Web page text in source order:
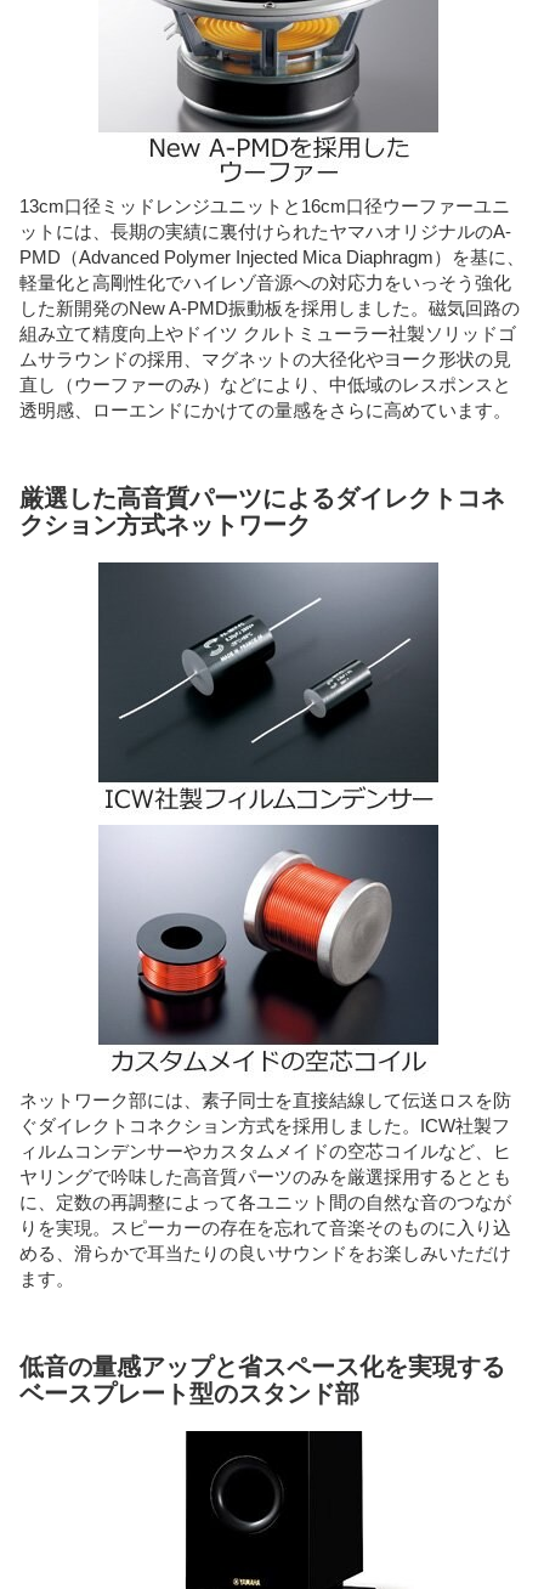
13cm口径ミッドレンジユニットと16cm口径ウーファーユニ
ットには、長期の実績に裏付けられたヤマハオリジナルのA-
PMD（Advanced Polymer Injected Mica Diaphragm）を基に、
軽量化と高剛性化でハイレゾ音源への対応力をいっそう強化
した新開発のNew A-PMD振動板を採用しました。磁気回路の
組み立て精度向上やドイツ クルトミューラー社製ソリッドゴ
ムサラウンドの採用、マグネットの大径化やヨーク形状の見
直し（ウーファーのみ）などにより、中低域のレスポンスと
透明感、ローエンドにかけての量感をさらに高めています。
厳選した高音質パーツによるダイレクトコネ
クション方式ネットワーク
ネットワーク部には、素子同士を直接結線して伝送ロスを防
ぐダイレクトコネクション方式を採用しました。ICW社製フ
ィルムコンデンサーやカスタムメイドの空芯コイルなど、ヒ
ヤリングで吟味した高音質パーツのみを厳選採用するととも
に、定数の再調整によって各ユニット間の自然な音のつなが
りを実現。スピーカーの存在を忘れて音楽そのものに入り込
める、滑らかで耳当たりの良いサウンドをお楽しみいただけ
ます。
低音の量感アップと省スペース化を実現する
ベースプレート型のスタンド部